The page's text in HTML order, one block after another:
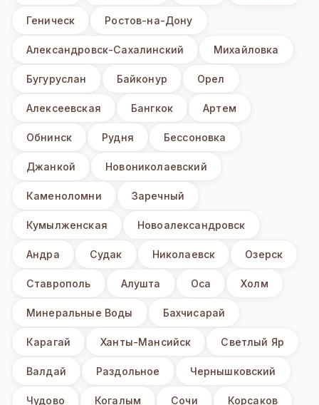
Геническ Ростов-на-Дону
Александровск-Сахалинский Михайловка
Бугуруслан Байконур Орел
Алексеевская Бангкок Артем
Обнинск Рудня Бессоновка
Джанкой Новониколаевский
Каменоломни Заречный
Кумылженская Новоалександровск
Андра Судак Николаевск Озерск
Ставрополь Алушта Оса Холм
Минеральные Воды Бахчисарай
Карагай Ханты-Мансийск Светлый Яр
Валдай Раздольное Чернышковский
Чудово Когалым Сочи Корсаков